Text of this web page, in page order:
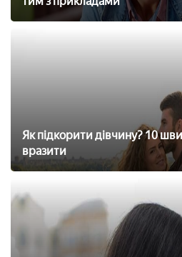
Як підкорити дівчину? 10
вразити